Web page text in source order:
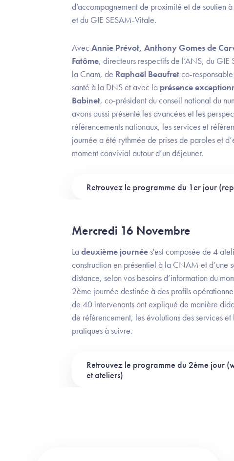
d’accompagnement de proximité et de soutien
et du GIE SESAM-Vitale.
Avec Annie Prévot, Anthony Gomes de
Fatôme, directeurs respectifs de l’ANS, du
la Cnam, de Raphaël Beaufretco-
santé à la DNS et avec la présence
Babinet, co-président du conseil national du
avons aussi présenté les avancées et les
référencements nationaux, les services et
journée a été rythmée de prises de paroles et
moment convivial autour d’un déjeuner.
Retrouvez le programme du 1er jour
Mercredi 16 Novembre
Ladeuxième journée s'est composée de 4
construction en présentiel à la CNAM et d’une
distance, selon vos besoins d’information du
2ème journée destinée à des profils
de 40 intervenants ont expliqué de manière
de référencement, les évolutions des services et
pratiques à suivre.
Retrouvez le programme du 2ème jour
et ateliers)